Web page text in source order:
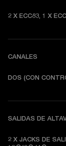
2 X ECC83, 1 X
CANALES
DOS (CON
SALIDAS DE
2 X JACKS DE